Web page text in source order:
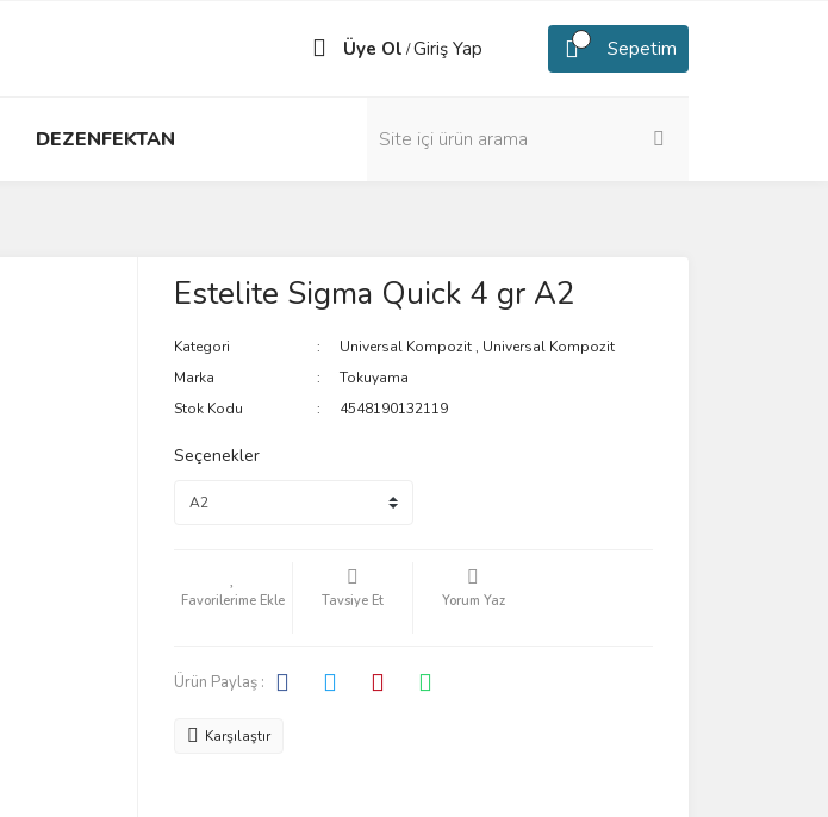
Üye Ol /Giriş Yap Sepetim
DEZENFEKTAN
Estelite Sigma Quick 4 gr A2
Kategori Universal Kompozit , Universal Kompozit
Marka
Tokuyama
Stok Kodu
4548190132119
Seçenekler
Tavsiye Et Yorum Yaz
Ürün Paylaş :
Karşılaştır